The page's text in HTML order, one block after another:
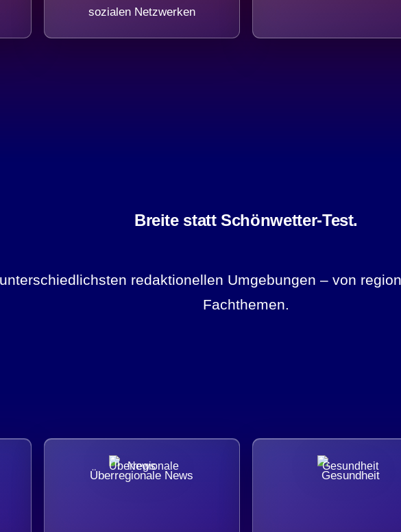
sozialen Netzwerken
Breite statt Schönwetter-Test.
redaktionellen Umgebungen – von
Fachthemen.
Überregionale News Gesundheit